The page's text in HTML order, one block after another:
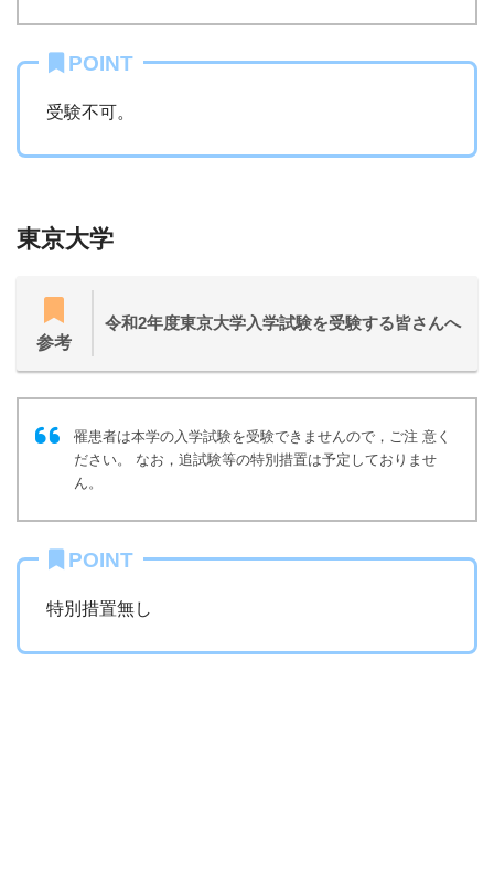
POINT
受験不可。
東京大学
参考
令和2年度東京大学入学試験を受験する皆さんへ
罹患者は本学の入学試験を受験できませんので，ご注 意く
ださい。 なお，追試験等の特別措置は予定しておりませ
ん。
POINT
特別措置無し